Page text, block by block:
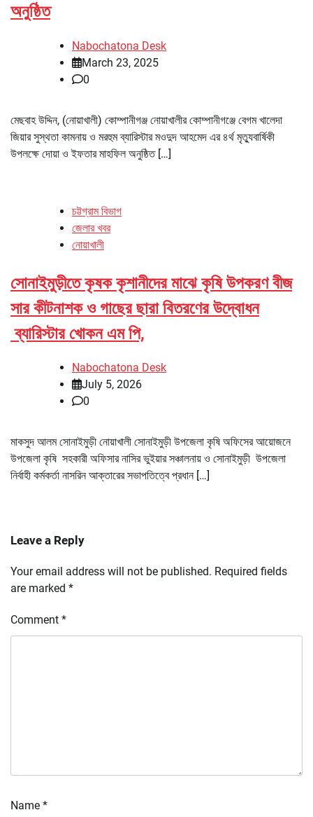
অনুষ্ঠিত
Nabochatona Desk
March 23, 2025
0
মেছবাহ উদ্দিন, (নোয়াখালী) কোম্পানীগঞ্জ নোয়াখালীর কোম্পানীগঞ্জে বেগম খালেদা
জিয়ার সুস্থতা কামনায় ও মরহুম ব্যারিস্টার মওদুদ আহমেদ এর ৪র্থ মৃত্যুবার্ষিকী
উপলক্ষে দোয়া ও ইফতার মাহফিল অনুষ্ঠিত […]
চট্টগ্রাম বিভাগ
জেলার খবর
নোয়াখালী
সোনাইমুড়ীতে কৃষক কৃশানীদের মাঝে কৃষি উপকরণ বীজ
সার কীটনাশক ও গাছের ছারা বিতরণের উদ্বোধন
ব্যারিস্টার খোকন এম পি,
Nabochatona Desk
July 5, 2026
0
মাকসুদ আলম সোনাইমুড়ী নোয়াখালী সোনাইমুড়ী উপজেলা কৃষি অফিসের আয়োজনে
উপজেলা কৃষি সহকারী অফিসার নাসির ভুইয়ার সঞ্চালনায় ও সোনাইমুড়ী উপজেলা
নির্বাহী কর্মকর্তা নাসরিন আক্তারের সভাপতিত্বে প্রধান […]
Leave a Reply
Your email address will not be published. Required fields
are marked *
Comment *
Name *